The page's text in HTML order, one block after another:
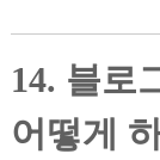
14. 블로
어떻게